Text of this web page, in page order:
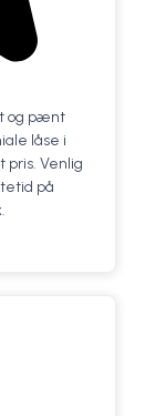
og pænt
låse i
pris. Venlig
på